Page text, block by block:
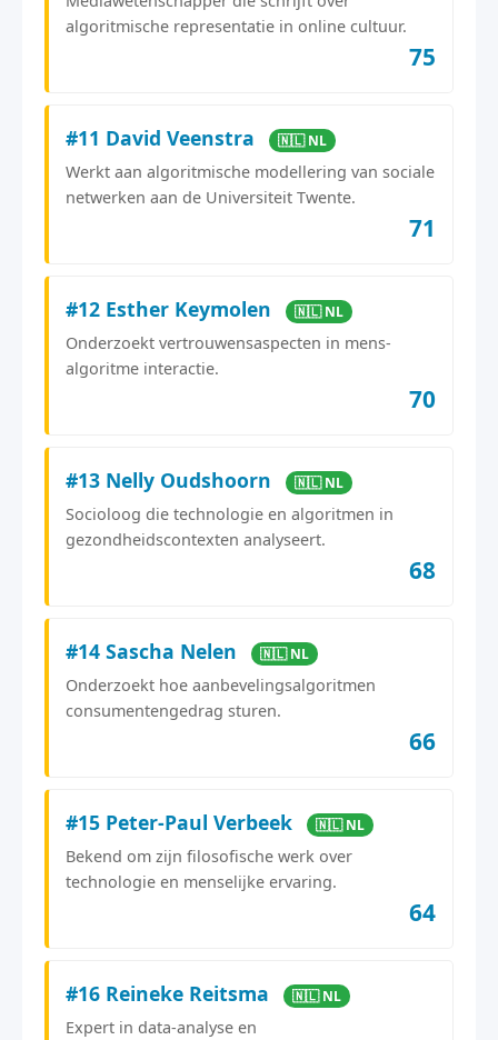
algoritmische representatie in online cultuur.
75
#11 David Veenstra 🇳🇱 NL
Werkt aan algoritmische modellering van sociale
netwerken aan de Universiteit Twente.
71
#12 Esther Keymolen 🇳🇱 NL
Onderzoekt vertrouwensaspecten in mens-
algoritme interactie.
70
#13 Nelly Oudshoorn 🇳🇱 NL
Socioloog die technologie en algoritmen in
gezondheidscontexten analyseert.
68
#14 Sascha Nelen 🇳🇱 NL
Onderzoekt hoe aanbevelingsalgoritmen
consumentengedrag sturen.
66
#15 Peter-Paul Verbeek 🇳🇱 NL
Bekend om zijn filosofische werk over
technologie en menselijke ervaring.
64
#16 Reineke Reitsma 🇳🇱 NL
Expert in data-analyse en